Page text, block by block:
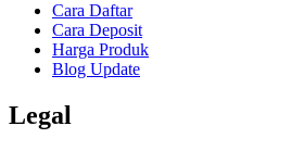
Cara Daftar
Cara Deposit
Harga Produk
Blog Update
Legal